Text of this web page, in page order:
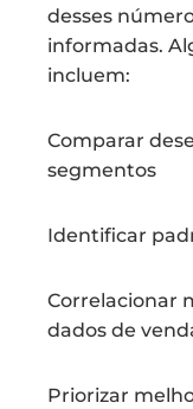
desses
informadas.
incluem:
Comparar
segmentos
Identificar
Correlacionar
dados de
Priorizar